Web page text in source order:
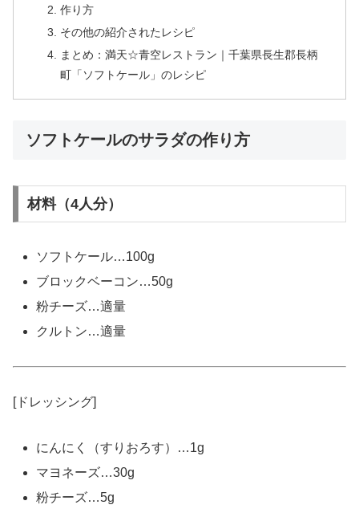
作り方
その他の紹介されたレシピ
まとめ：満天☆青空レストラン｜千葉県長生郡長柄
町「ソフトケール」のレシピ
ソフトケールのサラダの作り方
材料（4人分）
ソフトケール…100g
ブロックベーコン…50g
粉チーズ…適量
クルトン…適量
[ドレッシング]
にんにく（すりおろす）…1g
マヨネーズ…30g
粉チーズ…5g